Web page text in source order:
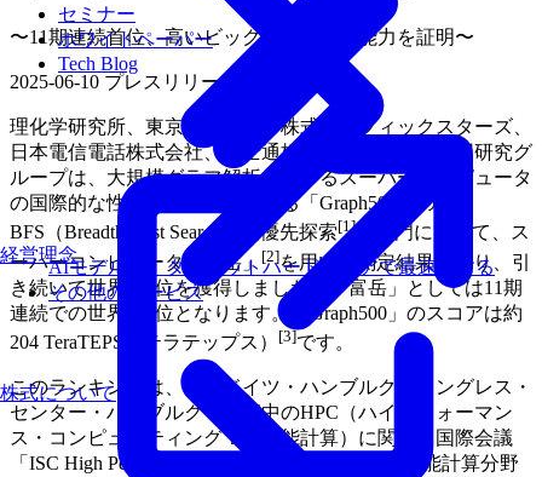
セミナー
ホワイトペーパー
Tech Blog
経営理念
AIモデルを、ターゲットハードウェアで最速にする
その他のサービス
株式について
〜11期連続首位、高いビッグデータ処理能力を証明〜
2025-06-10 プレスリリース
理化学研究所、東京科学大学、株式会社フィックスターズ、
日本電信電話株式会社、富士通株式会社から成る共同研究グ
ループは、大規模グラフ解析に関するスーパーコンピュータ
の国際的な性能ランキングである「Graph500」の
BFS（Breadth-First Search：幅優先探索[1] ）部門において、ス
ーパーコンピュータ「富岳」 [2]を用いた測定結果により、引
き続いて世界第1位を獲得しました。「富岳」としては11期
連続での世界第1位となります。「Graph500」のスコアは約
204 TeraTEPS（テラテップス）
[3]です。
このランキングは、現在ドイツ・ハンブルクのコングレス・
センター・ハンブルクで開催中のHPC（ハイパフォーマン
ス・コンピューティング：高性能計算）に関する国際会議
「ISC High Performance 2025」に合わせて、高性能計算分野